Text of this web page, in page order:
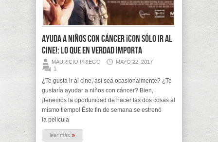
Ayuda a niños con cáncer ¡Con sólo ir al
cine!: Lo que en verdad importa
MAURICIO PRIEGO
MAYO 22, 2017
1
¿Te gusta ir al cine, así sea ocasionalmente? ¿Te
gustaría ayudar a niños con cáncer? Bien,
¡tenemos la oportunidad de hacer las dos cosas al
mismo tiempo! Éste fin de semana se estrenó
la película
leer más »